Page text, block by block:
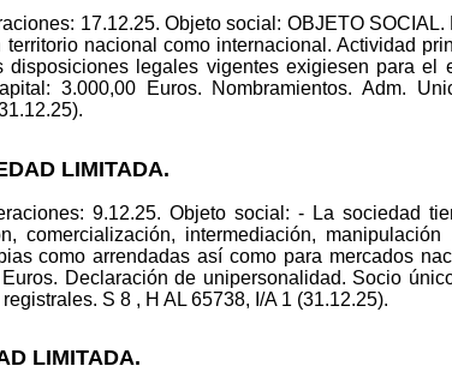
17.12.25. Objeto social: OBJETO
territorio nacional como internacional. Actividad
legales vigentes exigiesen para
3.000,00 Euros. Nombramientos. Adm.
LIMITADA.
9.12.25. Objeto social: - La sociedad
comercialización, intermediación,
como arrendadas así como para mercados
Declaración de unipersonalidad. Socio
S 8 , H AL 65738, I/A 1 (31.12.25).
LIMITADA.